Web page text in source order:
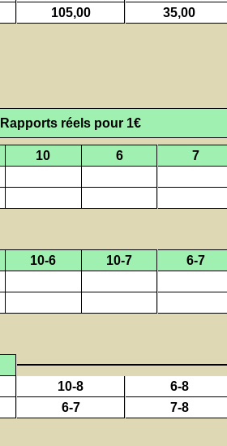
105,00 35,00
Rapports réels pour 1€
10 6
7
10-6 10-7
6-7
10-8
6-8
6-7 7-8